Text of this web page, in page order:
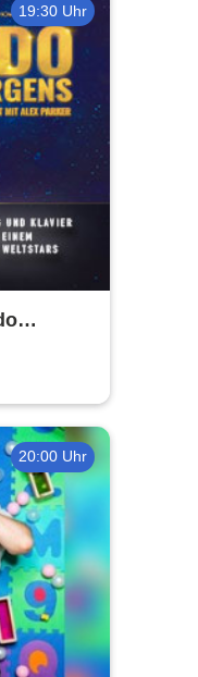
19:30 Uhr
mit
20:00 Uhr